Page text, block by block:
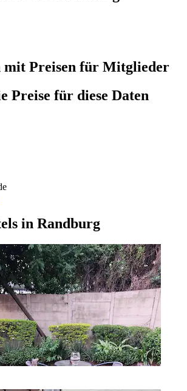
mit Preisen für Mitglieder
Preise für diese Daten
in Randburg